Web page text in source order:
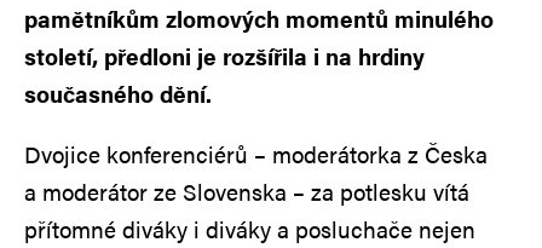
pamětníkům zlomových momentů minulého
století, předloni je rozšířila i na hrdiny
současného dění.
Dvojice konferenciérů – moderátorka z Česka
a moderátor ze Slovenska – za potlesku vítá
přítomné diváky i diváky a posluchače nejen